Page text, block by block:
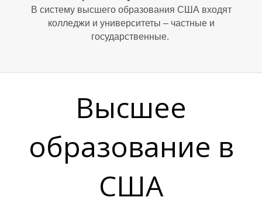
А
В систему высшего образования США входят
колледжи и университеты – частные и
государственные.
Высшее
образование в
США